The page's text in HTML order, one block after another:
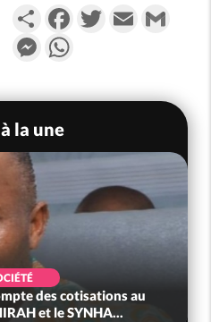
PartagerFacebookTwitterEmail
Messenger
la une
des cotisations au
et le SYNHA...